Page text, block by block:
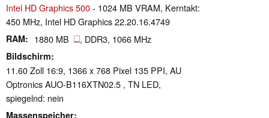
Intel HD Graphics 500- 1024 MB VRAM, Kerntakt:
450 MHz, Intel HD Graphics 22.20.16.4749
RAM 1880 MB , DDR3, 1066 MHz
Bildschirm
11.60 Zoll 16:9, 1366 x 768 Pixel 135 PPI, AU
Optronics AUO-B116XTN02.5 , TN LED,
spiegelnd: nein
Massenspeicher